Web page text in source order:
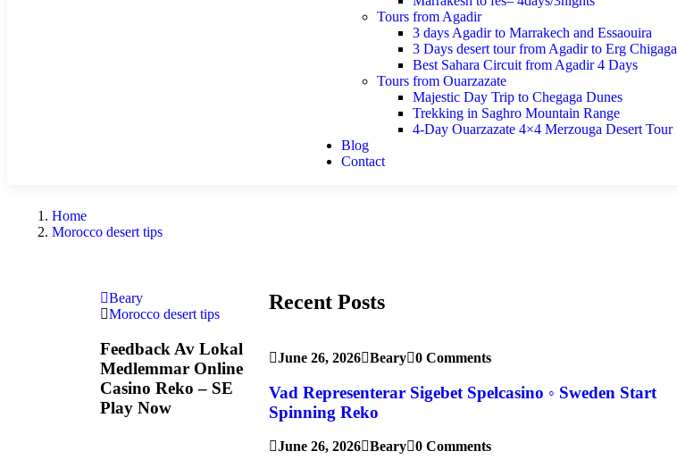
Tours from Agadir
3 days Agadir to Marrakech and Essaouira
3 Days desert tour from Agadir to Erg Chigaga
Best Sahara Circuit from Agadir 4 Days
Tours from Ouarzazate
Majestic Day Trip to Chegaga Dunes
Trekking in Saghro Mountain Range
4-Day Ouarzazate 4×4 Merzouga Desert Tour
Blog
Contact
Home
Morocco desert tips
Beary
Morocco desert tips
Feedback Av Lokal
Medlemmar Online
Casino Reko – SE
Play Now
Recent Posts
June 26, 2026 Beary 0 Comments
Vad Representerar Sigebet Spelcasino ◦ Sweden Start
Spinning Reko
June 26, 2026 Beary 0 Comments